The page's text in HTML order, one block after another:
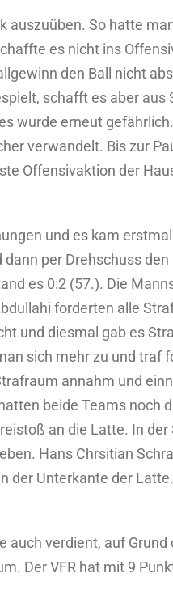
auszuüben. So hatte
es nicht ins
den Ball nicht
schafft es aber aus
wurde erneut
verwandelt. Bis zur
Offensivaktion der
und es kam
per Drehschuss
es 0:2 (57.). Die
forderten alle
und diesmal gab es
sich mehr zu und traf
annahm und
beide Teams noch
an die Latte. In
Hans Chrsitian
der Unterkante der
auch verdient, auf
Der VFR hat mit 9